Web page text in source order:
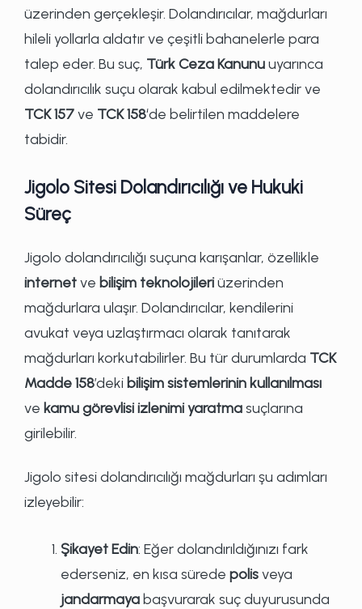
üzerinden gerçekleşir. Dolandırıcılar, mağdurları
hileli yollarla aldatır ve çeşitli bahanelerle para
talep eder. Bu suç, Türk Ceza Kanunuuyarınca
dolandırıcılık suçu olarak kabul edilmektedir ve
TCK 157ve TCK 158‘de belirtilen maddelere
tabidir.
Jigolo Sitesi Dolandırıcılığı ve Hukuki
Süreç
Jigolo dolandırıcılığı suçuna karışanlar, özellikle
internetve bilişim teknolojileriüzerinden
mağdurlara ulaşır. Dolandırıcılar, kendilerini
avukat veya uzlaştırmacı olarak tanıtarak
mağdurları korkutabilirler. Bu tür durumlarda TCK
Madde 158’dekibilişim sistemlerinin kullanılması
ve kamu görevlisi izlenimi yaratmasuçlarına
girilebilir.
Jigolo sitesi dolandırıcılığı mağdurları şu adımları
izleyebilir:
Şikayet Edin: Eğer dolandırıldığınızı fark
ederseniz, en kısa sürede polisveya
jandarmaya başvurarak suç duyurusunda